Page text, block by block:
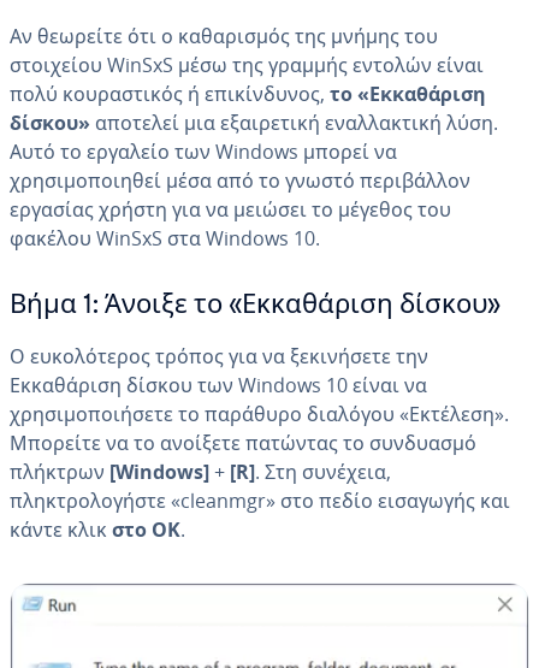
Αν θεωρείτε ότι ο καθαρισμός της μνήμης του
στοιχείου WinSxS μέσω της γραμμής εντολών είναι
πολύ κουραστικός ή επικίνδυνος, το «Εκκαθάριση
δίσκου» αποτελεί μια εξαιρετική εναλλακτική λύση.
Αυτό το εργαλείο των Windows μπορεί να
χρησιμοποιηθεί μέσα από το γνωστό περιβάλλον
εργασίας χρήστη για να μειώσει το μέγεθος του
φακέλου WinSxS στα Windows 10.
Βήμα 1: Άνοιξε το «Εκκαθάριση δίσκου»
Ο ευκολότερος τρόπος για να ξεκινήσετε την
Εκκαθάριση δίσκου των Windows 10 είναι να
χρησιμοποιήσετε το παράθυρο διαλόγου «Εκτέλεση».
Μπορείτε να το ανοίξετε πατώντας το συνδυασμό
πλήκτρων [Windows]+ [R]. Στη συνέχεια,
πληκτρολογήστε «cleanmgr» στο πεδίο εισαγωγής και
κάντε κλικ στο OK.